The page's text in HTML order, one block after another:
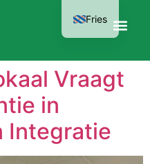
Vraagt
in
Integratie
Fries